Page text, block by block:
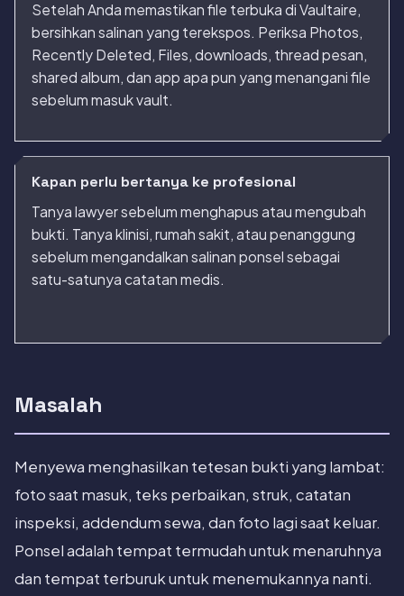
Setelah Anda memastikan file terbuka di Vaultaire,
bersihkan salinan yang terekspos. Periksa Photos,
Recently Deleted, Files, downloads, thread pesan,
shared album, dan app apa pun yang menangani file
sebelum masuk vault.
Kapan perlu bertanya ke profesional
Tanya lawyer sebelum menghapus atau mengubah
bukti. Tanya klinisi, rumah sakit, atau penanggung
sebelum mengandalkan salinan ponsel sebagai
satu-satunya catatan medis.
Masalah
Menyewa menghasilkan tetesan bukti yang lambat:
foto saat masuk, teks perbaikan, struk, catatan
inspeksi, addendum sewa, dan foto lagi saat keluar.
Ponsel adalah tempat termudah untuk menaruhnya
dan tempat terburuk untuk menemukannya nanti.